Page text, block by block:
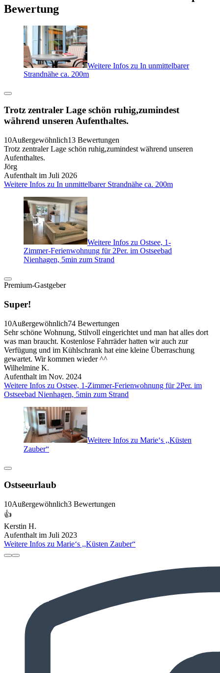
Bewertung
Weitere Infos zu In unmittelbarer
Strandnähe ca. 200m
Trotz zentraler Lage schön ruhig,zumindest
während unseren Aufenthaltes.
10Außergewöhnlich13 Bewertungen
Trotz zentraler Lage schön ruhig,zumindest während unseren
Aufenthaltes.
Jörg
Aufenthalt im Juli 2026
Weitere Infos zu In unmittelbarer Strandnähe ca. 200m
Weitere Infos zu Ostsee, 1-
Zimmer-Ferienwohnung für 2Per. im Ostseebad
Nienhagen, 5min zum Strand
Premium-Gastgeber
Super!
10Außergewöhnlich74 Bewertungen
Sehr schöne Wohnung, Stilvoll eingerichtet und man hat alles dort
was man braucht. Kostenlose Fahrräder hatten wir auch zur
Verfügung und im Kühlschrank hat eine kleine Überraschung
gewartet. Wir kommen wieder ^^
Wilhelmine K.
Aufenthalt im Nov. 2024
Weitere Infos zu Ostsee, 1-Zimmer-Ferienwohnung für 2Per. im
Ostseebad Nienhagen, 5min zum Strand
Weitere Infos zu Marie‘s ,,Küsten
Zauber“
Ostseeurlaub
10Außergewöhnlich3 Bewertungen
👍
Kerstin H.
Aufenthalt im Juli 2023
Weitere Infos zu Marie‘s ,,Küsten Zauber“